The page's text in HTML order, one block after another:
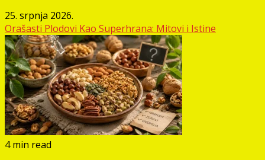
25. srpnja 2026.
Orašasti Plodovi Kao Superhrana: Mitovi i Istine
4 min read